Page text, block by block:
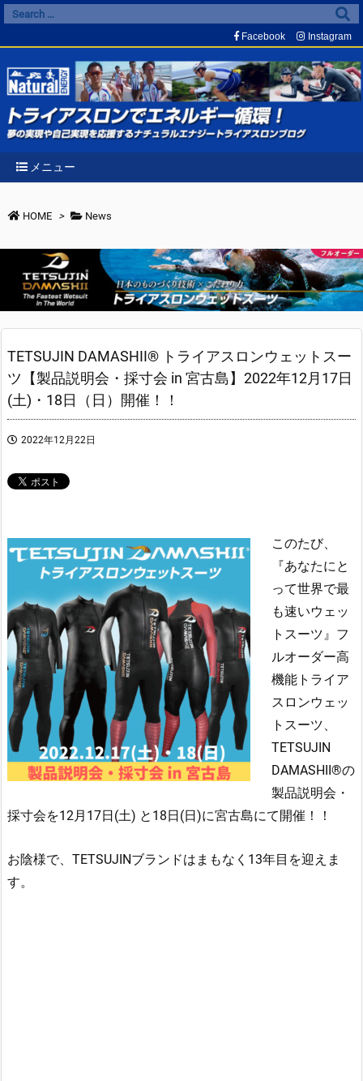
メニュー
Facebook Instagram
HOME > News
TETSUJIN DAMASHII® トライアスロンウェットスー
ツ【製品説明会・採寸会 in 宮古島】2022年12月17日
(土)・18日（日）開催！！
2022年12月22日
このたび、
『あなたにと
って世界で最
も速いウェッ
トスーツ』フ
ルオーダー高
機能トライア
スロンウェッ
トスーツ、
TETSUJIN
DAMASHII®の
製品説明会・
採寸会を12月17日(土) と18日(日)に宮古島にて開催！！
お陰様で、TETSUJINブランドはまもなく13年目を迎えま
す。